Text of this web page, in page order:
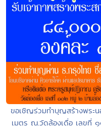
ขอเชิญร่วมทำบุญสร้างพระ
เมตร ณ.วัดล้องเดื่อ เลขที่